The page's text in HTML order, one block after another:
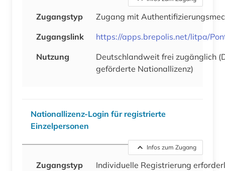
Zugangstyp
Zugang mit
Zugangslink
https://apps.brepolis.net/litpa/
Nutzung
Deutschlandweit frei zugänglich
geförderte Nationallizenz)
Nationallizenz-Login für registrierte
Einzelpersonen
Infos zum Zugang
Zugangstyp
Individuelle Registrierung